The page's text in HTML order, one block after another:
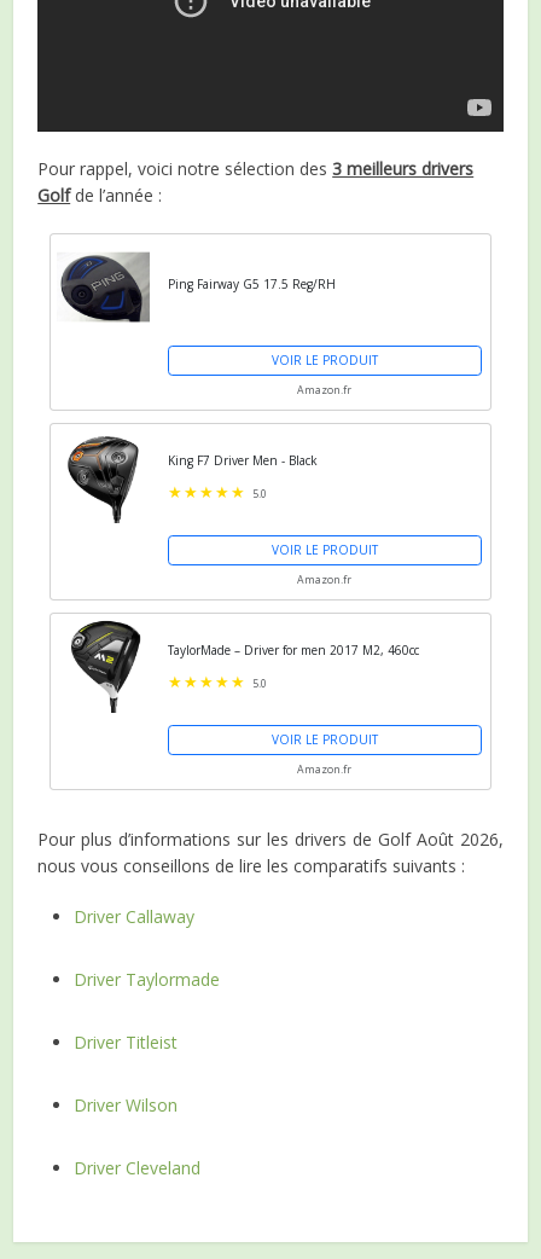
Pour rappel, voici notre sélection des3 meilleurs drivers
Golfde l’année :
Ping Fairway G5 17.5 Reg/RH
VOIR LE PRODUIT
Amazon.fr
King F7 Driver Men - Black
5.0
VOIR LE PRODUIT
Amazon.fr
TaylorMade – Driver for men 2017 M2, 460cc
5.0
VOIR LE PRODUIT
Amazon.fr
Pour plus d’informations sur les drivers de Golf Août 2026,
nous vous conseillons de lire les comparatifs suivants :
Driver Callaway
Driver Taylormade
Driver Titleist
Driver Wilson
Driver Cleveland